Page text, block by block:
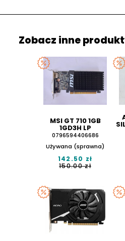
Zobacz inne
MSI GT 710 1GB
1GD3H LP
0796594406686
Używana (sprawna)
142.50 zł
150.00 zł